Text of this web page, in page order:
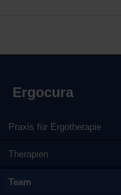
Ergocura
Praxis für Ergotherapie
Therapien
Team